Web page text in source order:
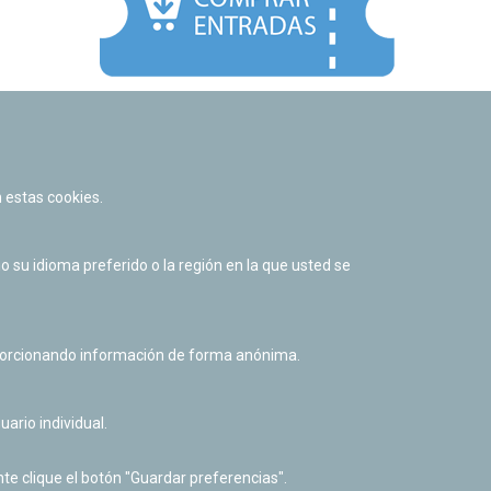
Política de cookies
Derecho de acceso a información pública
cookies.
su idioma preferido o la región en la que usted se
información de forma anónima.
individual.
clique el botón "Guardar preferencias".